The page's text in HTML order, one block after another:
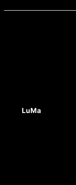
LuMa